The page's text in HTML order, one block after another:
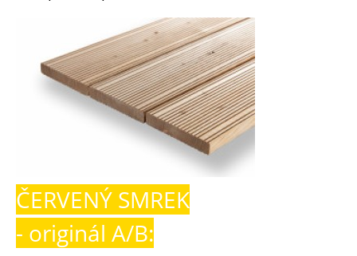
ČERVENÝ SMREK
- originál A/B: